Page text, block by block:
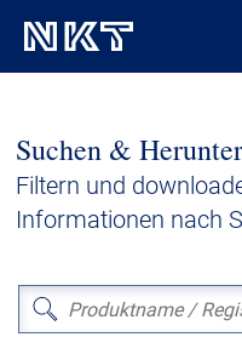
Referenzen
Presse & Events
Suchen &
Filtern und
Informationen nach